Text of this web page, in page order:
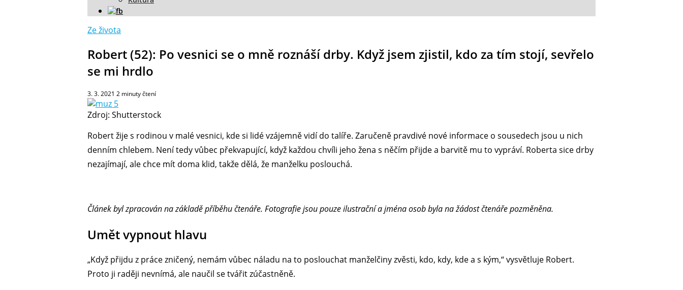
Ze života
Robert (52): Po vesnici se o mně roznáší drby. Když jsem zjistil, kdo za tím stojí, sevřelo
se mi hrdlo
3. 3. 2021 2 minuty čtení
Zdroj: Shutterstock
Robert žije s rodinou v malé vesnici, kde si lidé vzájemně vidí do talíře. Zaručeně pravdivé nové informace o sousedech jsou u nich
denním chlebem. Není tedy vůbec překvapující, když každou chvíli jeho žena s něčím přijde a barvitě mu to vypráví. Roberta sice drby
nezajímají, ale chce mít doma klid, takže dělá, že manželku poslouchá.
Článek byl zpracován na základě příběhu čtenáře. Fotografie jsou pouze ilustrační a jména osob byla na žádost čtenáře pozměněna.
Umět vypnout hlavu
„Když přijdu z práce zničený, nemám vůbec náladu na to poslouchat manželčiny zvěsti, kdo, kdy, kde a s kým,“ vysvětluje Robert.
Proto ji raději nevnímá, ale naučil se tvářit zúčastněně.